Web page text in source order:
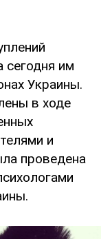
сегодня им
Украины.
в ходе
и
проведена